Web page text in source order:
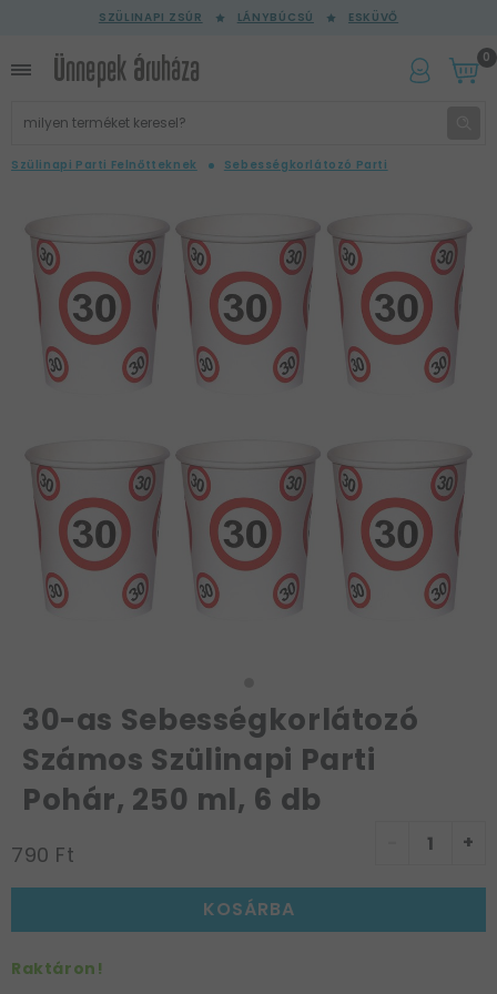
SZÜLINAPI ZSÚR LÁNYBÚCSÚ ESKÜVŐ
0
Szülinapi Parti Felnőtteknek Sebességkorlátozó Parti
30-as Sebességkorlátozó
Számos Szülinapi Parti
Pohár, 250 ml, 6 db
790 Ft +
KOSÁRBA
Raktáron!